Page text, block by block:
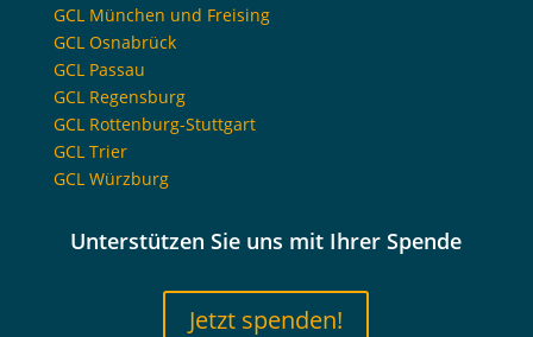
GCL München und Freising
GCL Osnabrück
GCL Passau
GCL Regensburg
GCL Rottenburg-Stuttgart
GCL Trier
GCL Würzburg
Unterstützen Sie uns mit Ihrer Spende
Jetzt spenden!